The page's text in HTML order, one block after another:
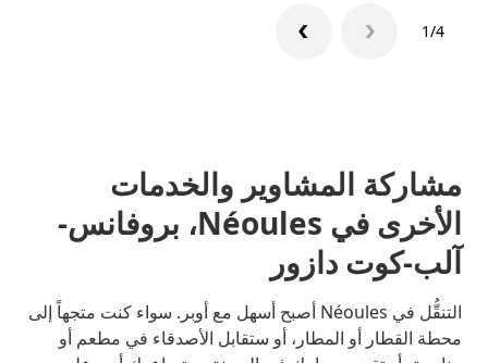
1/4
مشاركة المشاوير والخدمات
الأخرى في Néoules، بروفانس-
آلب-كوت دازور
التنقُّل في Néoules أصبح أسهل مع أوبر. سواء كنت متجهاً إلى
محطة القطار أو المطار، أو ستقابل الأصدقاء في مطعم أو